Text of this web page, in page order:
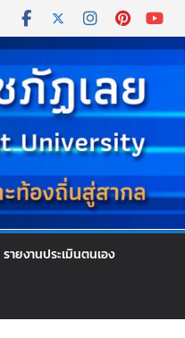
รายงานประเมินตนเอง